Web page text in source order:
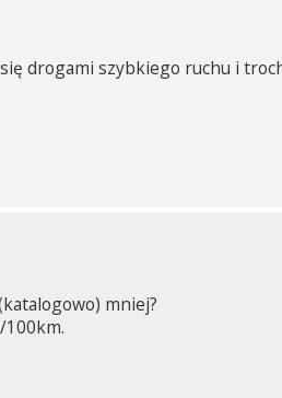
drogami szybkiego ruchu i
mniej?
100km.